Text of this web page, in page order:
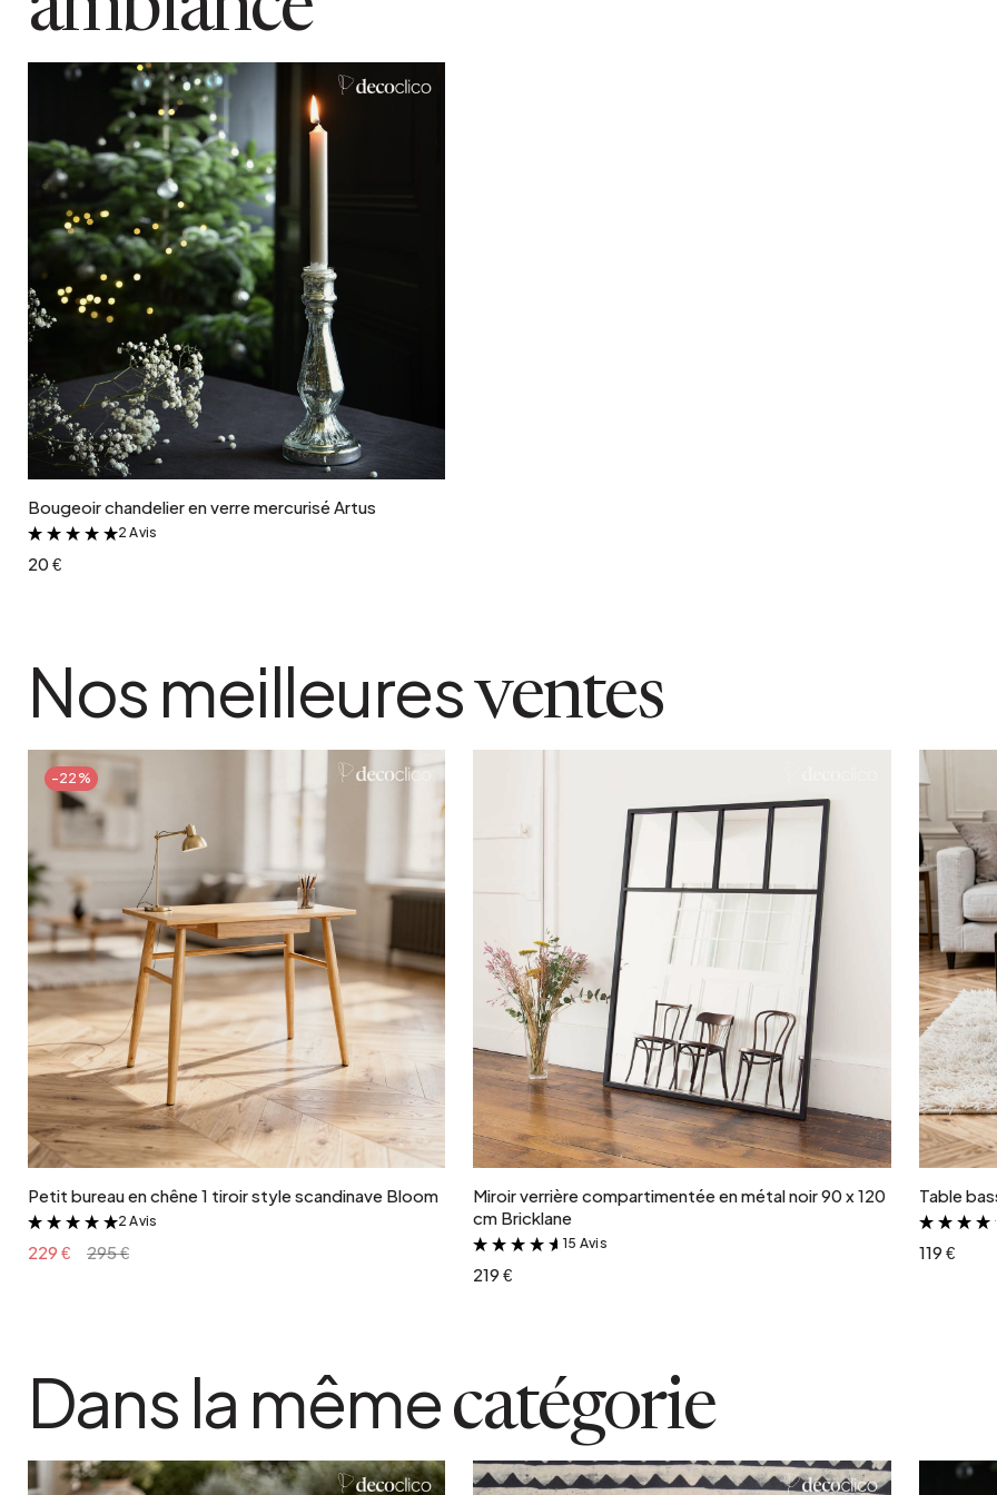
Ajouter au panier
Bougeoir chandelier en verre mercurisé Artus
&
2 Avis
20 €
Nos meilleuresventes
-22%
Ajouter au panier
Petit bureau en chêne 1 tiroir style scandinave Bloom
&
2 Avis
229 € 295 €
Ajouter au panier
Miroir verrière compartimentée en métal noir 90 x 120
cm Bricklane
&
15 Avis
219 €
Table
119 €
Dans la mêmecatégorie